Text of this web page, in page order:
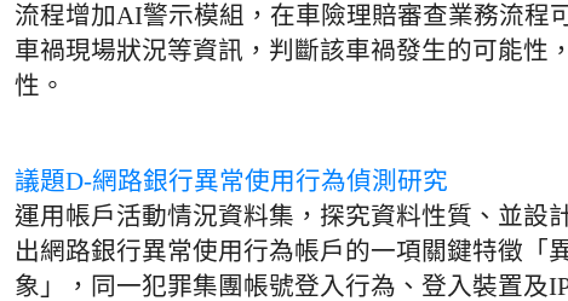
流程增加AI警示模組，在車險理賠審查業務流程
車禍現場狀況等資訊，判斷該車禍發生的可能性
性。
議題D-網路銀行異常使用行為偵測研究
運用帳戶活動情況資料集，探究資料性質、並設
出網路銀行異常使用行為帳戶的一項關鍵特徵「
象」，同一犯罪集團帳號登入行為、登入裝置及